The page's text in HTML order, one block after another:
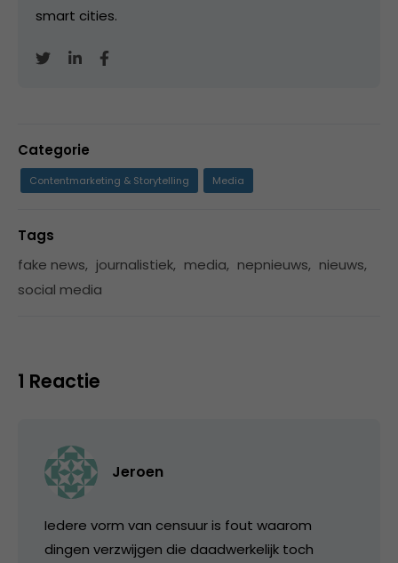
smart cities.
Categorie
Contentmarketing & Storytelling Media
Tags
fake news, journalistiek, media, nepnieuws, nieuws,
social media
1 Reactie
Jeroen
Iedere vorm van censuur is fout waarom
dingen verzwijgen die daadwerkelijk toch